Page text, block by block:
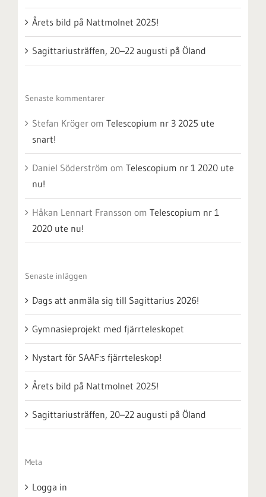
Årets bild på Nattmolnet 2025!
Sagittariusträffen, 20–22 augusti på Öland
Senaste kommentarer
Stefan Kröger om Telescopium nr 3 2025 ute
snart!
Daniel Söderström om Telescopium nr 1 2020 ute
nu!
Håkan Lennart Fransson om Telescopium nr 1
2020 ute nu!
Senaste inläggen
Dags att anmäla sig till Sagittarius 2026!
Gymnasieprojekt med fjärrteleskopet
Nystart för SAAF:s fjärrteleskop!
Årets bild på Nattmolnet 2025!
Sagittariusträffen, 20–22 augusti på Öland
Meta
Logga in